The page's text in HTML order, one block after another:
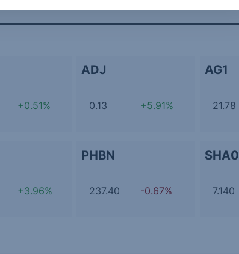
+0.51%
ADJ
0.13 +5.91%
AG1
21.78
+3.96%
PHBN
237.40 -0.67%
SHA0
7.140